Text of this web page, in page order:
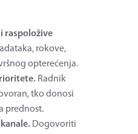
raspoložive
rokove,
opterećenja.
Radnik
tko donosi
prednost.
Dogovoriti